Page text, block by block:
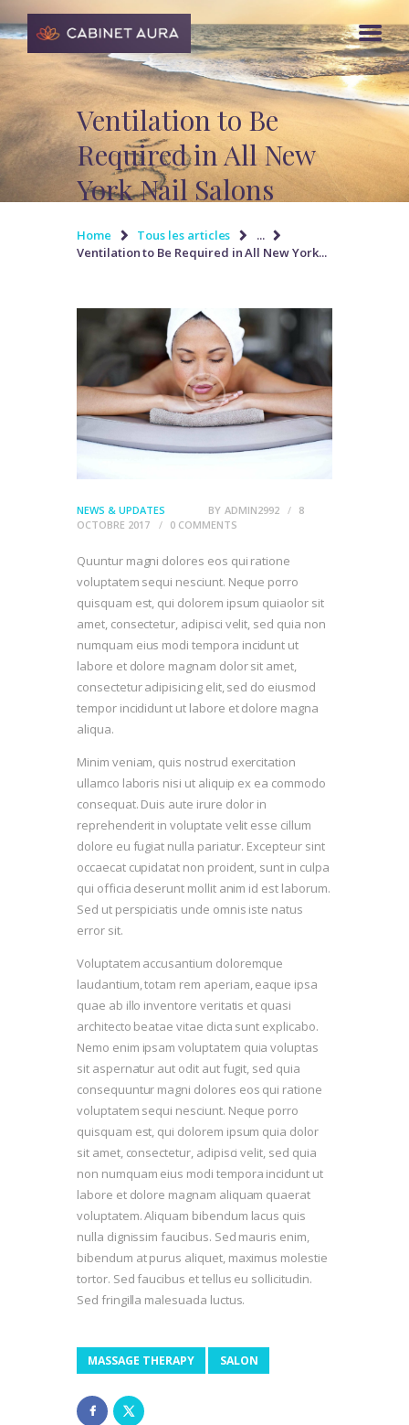
Ventilation to Be
Required in All New
York Nail Salons
Home Tous les articles
...
Ventilation to Be Required in All New York...
NEWS & UPDATES BY ADMIN2992
8
OCTOBRE 2017
0 COMMENTS
Quuntur magni dolores eos qui ratione
voluptatem sequi nesciunt. Neque porro
quisquam est, qui dolorem ipsum quiaolor sit
amet, consectetur, adipisci velit, sed quia non
numquam eius modi tempora incidunt ut
labore et dolore magnam dolor sit amet,
consectetur adipisicing elit, sed do eiusmod
tempor incididunt ut labore et dolore magna
aliqua.
Minim veniam, quis nostrud exercitation
ullamco laboris nisi ut aliquip ex ea commodo
consequat. Duis aute irure dolor in
reprehenderit in voluptate velit esse cillum
dolore eu fugiat nulla pariatur. Excepteur sint
occaecat cupidatat non proident, sunt in culpa
qui officia deserunt mollit anim id est laborum.
Sed ut perspiciatis unde omnis iste natus
error sit.
Voluptatem accusantium doloremque
laudantium, totam rem aperiam, eaque ipsa
quae ab illo inventore veritatis et quasi
architecto beatae vitae dicta sunt explicabo.
Nemo enim ipsam voluptatem quia voluptas
sit aspernatur aut odit aut fugit, sed quia
consequuntur magni dolores eos qui ratione
voluptatem sequi nesciunt. Neque porro
quisquam est, qui dolorem ipsum quia dolor
sit amet, consectetur, adipisci velit, sed quia
non numquam eius modi tempora incidunt ut
labore et dolore magnam aliquam quaerat
voluptatem. Aliquam bibendum lacus quis
nulla dignissim faucibus. Sed mauris enim,
bibendum at purus aliquet, maximus molestie
tortor. Sed faucibus et tellus eu sollicitudin.
Sed fringilla malesuada luctus.
MASSAGE THERAPY SALON